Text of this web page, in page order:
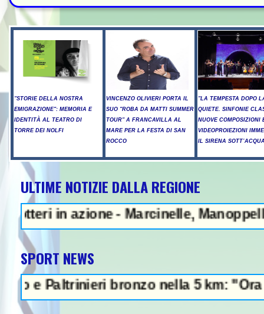
"STORIE DELLA NOSTRA
EMIGRAZIONE": MEMORIA E
IDENTITÀ AL TEATRO DI
TORRE DEI NOLFI
VINCENZO OLIVIERI PORTA IL
SUO "ROBA DA MATTI SUMMER
TOUR" A FRANCAVILLA AL
MARE PER LA FESTA DI SAN
ROCCO
"LA TEMPESTA DOPO
QUIETE. SINFONIE
NUOVE COMPOSIZIONI
VIDEOPROIEZIONI
IL SIRENA
ULTIME NOTIZIE DALLA REGIONE
Manoppello ricorda le
SPORT NEWS
nella 5 km: "Ora ci divertiamo in